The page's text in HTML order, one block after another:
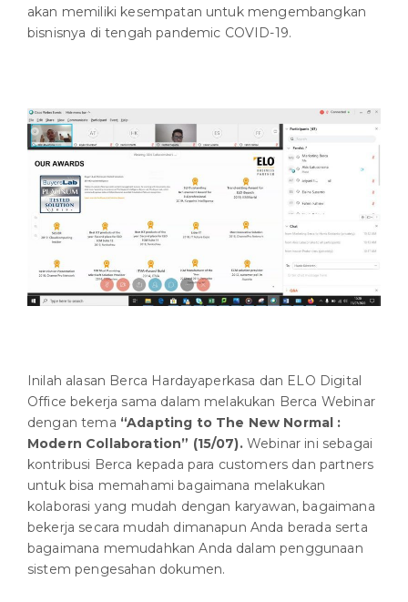
akan memiliki kesempatan untuk mengembangkan
bisnisnya di tengah pandemic COVID-19.
Inilah alasan Berca Hardayaperkasa dan ELO Digital
Office bekerja sama dalam melakukan Berca Webinar
dengan tema “Adapting to The New Normal :
Modern Collaboration” (15/07).Webinar ini sebagai
kontribusi Berca kepada para customers dan partners
untuk bisa memahami bagaimana melakukan
kolaborasi yang mudah dengan karyawan, bagaimana
bekerja secara mudah dimanapun Anda berada serta
bagaimana memudahkan Anda dalam penggunaan
sistem pengesahan dokumen.